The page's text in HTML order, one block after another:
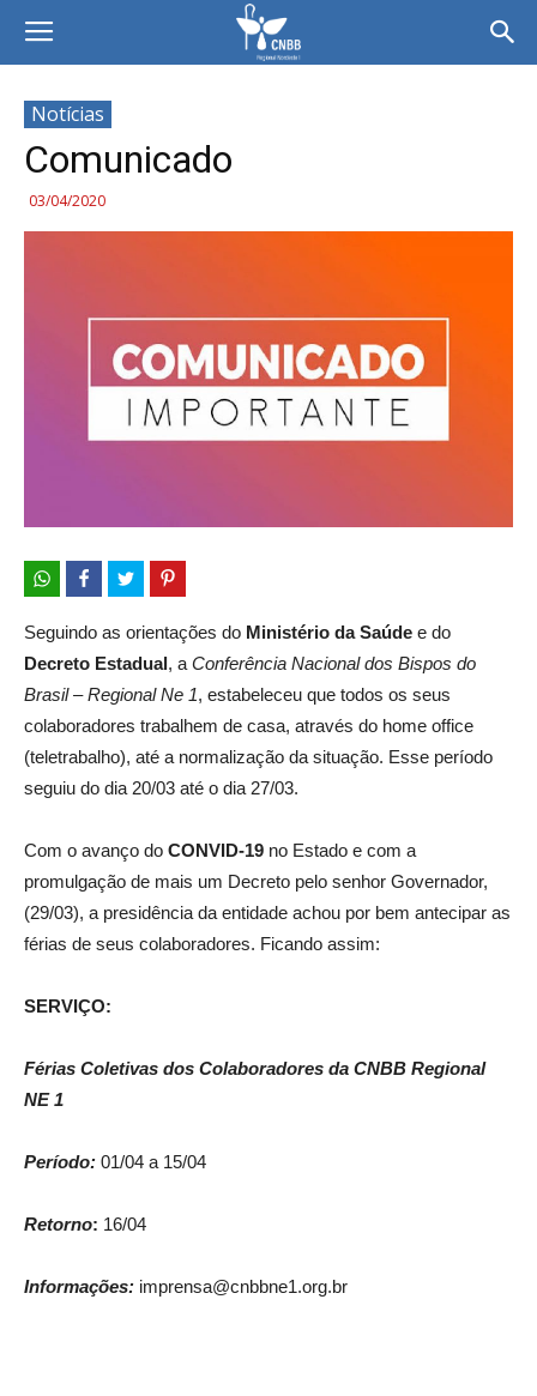
Notícias
Comunicado
03/04/2020
Seguindo as orientações do Ministério da Saúde e do
Decreto Estadual, a Conferência Nacional dos Bispos do
Brasil – Regional Ne 1, estabeleceu que todos os seus
colaboradores trabalhem de casa, através do home office
(teletrabalho), até a normalização da situação. Esse período
seguiu do dia 20/03 até o dia 27/03.
Com o avanço do CONVID-19 no Estado e com a
promulgação de mais um Decreto pelo senhor Governador,
(29/03), a presidência da entidade achou por bem antecipar as
férias de seus colaboradores. Ficando assim:
SERVIÇO:
Férias Coletivas dos Colaboradores da CNBB Regional
NE 1
Período: 01/04 a 15/04
Retorno: 16/04
Informações: imprensa@cnbbne1.org.br